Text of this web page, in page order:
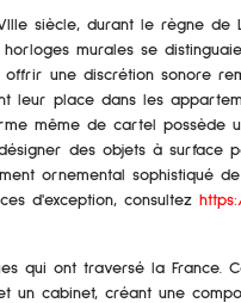
siècle, durant le règne de
murales se
une discrétion sonore
leur place dans les
même de cartel possède
des objets à surface
ornemental sophistiqué
d'exception, consultez
qui ont traversé la France.
un cabinet, créant une